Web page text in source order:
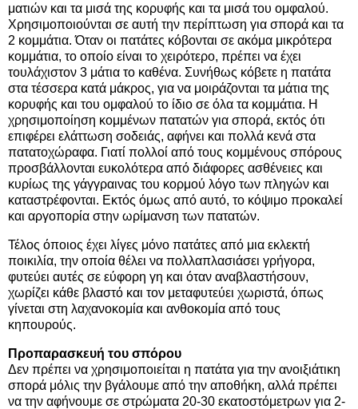
ματιών και τα μισά της κορυφής και τα μισά του ομφαλού.
Χρησιμοποιούνται σε αυτή την περίπτωση για σπορά και τα
2 κομμάτια. Όταν οι πατάτες κόβονται σε ακόμα μικρότερα
κομμάτια, το οποίο είναι το χειρότερο, πρέπει να έχει
τουλάχιστον 3 μάτια το καθένα. Συνήθως κόβετε η πατάτα
στα τέσσερα κατά μάκρος, για να μοιράζονται τα μάτια της
κορυφής και του ομφαλού το ίδιο σε όλα τα κομμάτια. Η
χρησιμοποίηση κομμένων πατατών για σπορά, εκτός ότι
επιφέρει ελάττωση σοδειάς, αφήνει και πολλά κενά στα
πατατοχώραφα. Γιατί πολλοί από τους κομμένους σπόρους
προσβάλλονται ευκολότερα από διάφορες ασθένειες και
κυρίως της γάγγραινας του κορμού λόγο των πληγών και
καταστρέφονται. Εκτός όμως από αυτό, το κόψιμο προκαλεί
και αργοπορία στην ωρίμανση των πατατών.
Τέλος όποιος έχει λίγες μόνο πατάτες από μια εκλεκτή
ποικιλία, την οποία θέλει να πολλαπλασιάσει γρήγορα,
φυτεύει αυτές σε εύφορη γη και όταν αναβλαστήσουν,
χωρίζει κάθε βλαστό και τον μεταφυτεύει χωριστά, όπως
γίνεται στη λαχανοκομία και ανθοκομία από τους
κηπουρούς.
Προπαρασκευή του σπόρου
Δεν πρέπει να χρησιμοποιείται η πατάτα για την ανοιξιάτικη
σπορά μόλις την βγάλουμε από την αποθήκη, αλλά πρέπει
να την αφήνουμε σε στρώματα 20-30 εκατοστόμετρων για 2-